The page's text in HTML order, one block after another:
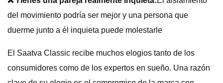
del movimiento podría ser mejor y una persona que
duerme junto a él inquieta puede molestarle
El Saatva Classic recibe muchos elogios tanto de los
consumidores como de los expertos en sueño. Una razón